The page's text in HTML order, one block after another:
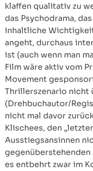
klaffen qualitativ zu
das Psychodrama,
inhaltliche
angeht, durchaus
ist (auch wenn man
Film wäre aktiv vom
Movement
Thrillerszenario nicht
(Drehbuchautor/
nicht mal davor
Klischees, den
Ausstiegsansinnen
gegenüberstehenden
es entbehrt zwar im